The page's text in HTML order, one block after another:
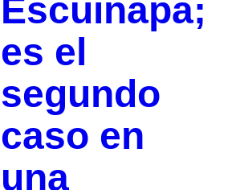
Escuinapa;
es el
segundo
caso en
una